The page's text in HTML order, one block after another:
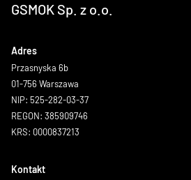
GSMOK Sp. z o.o.
Adres
Przasnyska 6b
01-756 Warszawa
NIP: 525-282-03-37
REGON: 385909746
KRS: 0000837213
Kontakt